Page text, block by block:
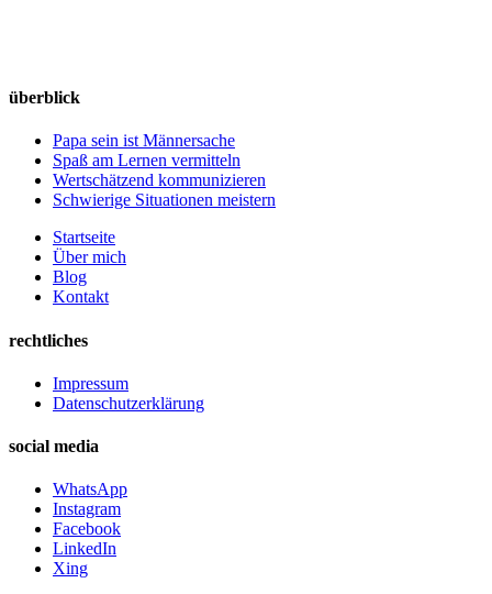
überblick
Papa sein ist Männersache
Spaß am Lernen vermitteln
Wertschätzend kommunizieren
Schwierige Situationen meistern
Startseite
Über mich
Blog
Kontakt
rechtliches
Impressum
Datenschutzerklärung
social media
WhatsApp
Instagram
Facebook
LinkedIn
Xing